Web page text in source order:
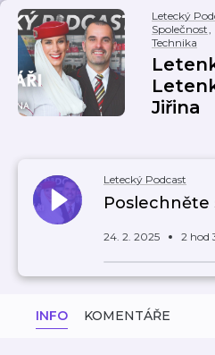
Letecký
Společnost,
Technika
Jiřina
Letecký Podcast
Poslechněte
24. 2. 2025 2 hod
INFO KOMENTÁŘE